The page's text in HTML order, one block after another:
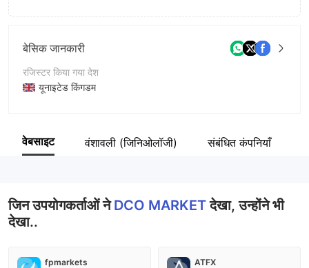
बेसिक जानकारी
रजिस्टर किया गया देश
यूनाइटेड किंगडम
कंपनी का नाम
वेबसाइट वंशावली (जिनिओलॉजी) संबंधित कंपनियाँ
जिन उपयोगकर्ताओं नेDCO MARKETदेखा, उन्होंने भी
देखा..
fpmarkets ATFX